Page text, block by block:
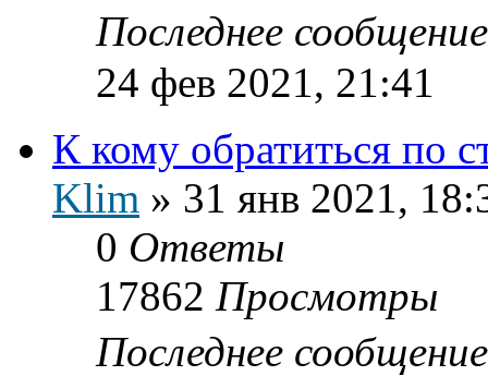
Последнее
24 фев 2021, 21:41
К кому обратиться по
Klim » 31 янв 2021,
0 Ответы
17862 Просмотры
Последнее